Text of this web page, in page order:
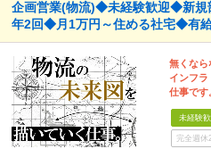
企画営業(物流)◆未経験歓迎◆新
年2回◆月1万円～住める社宅◆有
無くなら
インフ
仕事です
未経験
完全週休